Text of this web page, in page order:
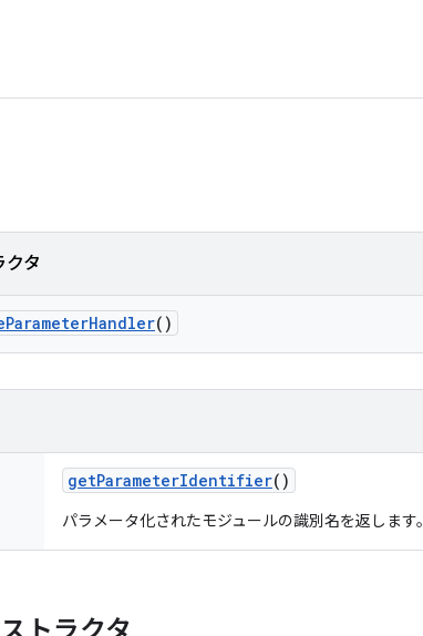
タ
ParameterHandler()
getParameterIdentifier()
パラメータ化されたモジュールの識別名を返します。